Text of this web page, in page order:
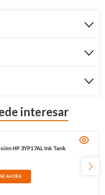
interesar
HP 3YP17AL Ink Tank
AHORA